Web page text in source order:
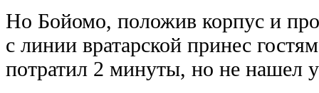
Но Бойомо, положив корпус и
с линии вратарской принес
потратил 2 минуты, но не нашел